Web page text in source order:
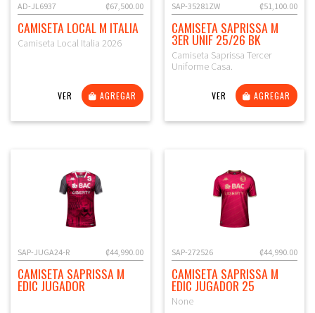
₡67,500.00
AD-JL6937
CAMISETA LOCAL M ITALIA
Camiseta Local Italia 2026
VER AGREGAR
₡51,100.00
SAP-35281ZW
CAMISETA SAPRISSA M
3ER UNIF 25/26 BK
Camiseta Saprissa Tercer
Uniforme Casa.
VER AGREGAR
₡44,990.00
SAP-JUGA24-R
CAMISETA SAPRISSA M
EDIC JUGADOR
₡44,990.00
SAP-272526
CAMISETA SAPRISSA M
EDIC JUGADOR 25
None